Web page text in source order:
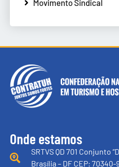
Movimento Sindical
Onde estamos
SRTVS QD 701 Conjunto
Brasília – DF CEP: 70340-